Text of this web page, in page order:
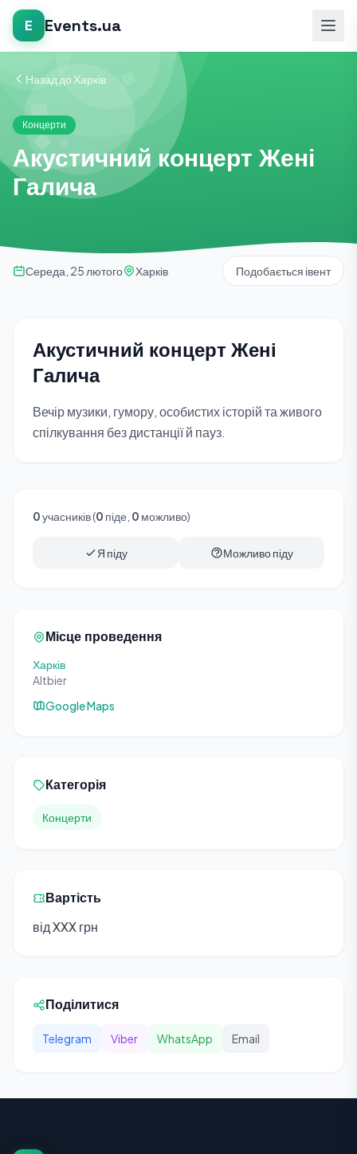
E Events.ua
Назад до Харків
Концерти
Акустичний концерт Жені
Галича
Середа, 25 лютого Харків Подобається івент
Акустичний концерт Жені
Галича
Вечір музики, гумору, особистих історій та живого
спілкування без дистанції й пауз.
0учасників (0 піде, 0 можливо)
Я піду Можливо піду
Місце проведення
Харків
Altbier
Google Maps
Категорія
Концерти
Вартість
від XXX грн
Поділитися
Telegram Viber WhatsApp Email